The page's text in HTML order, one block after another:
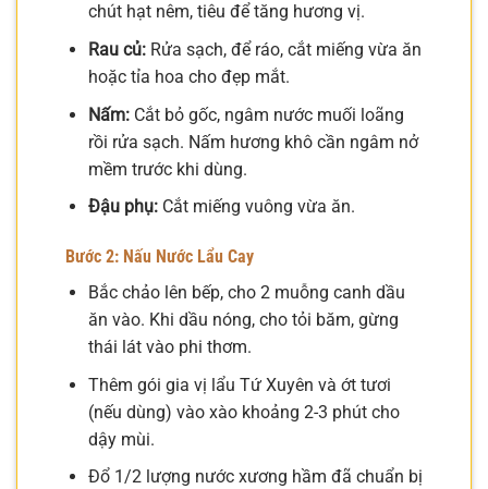
chút hạt nêm, tiêu để tăng hương vị.
Rau củ:Rửa sạch, để ráo, cắt miếng vừa ăn
hoặc tỉa hoa cho đẹp mắt.
Nấm:Cắt bỏ gốc, ngâm nước muối loãng
rồi rửa sạch. Nấm hương khô cần ngâm nở
mềm trước khi dùng.
Đậu phụ:Cắt miếng vuông vừa ăn.
Bước 2: Nấu Nước Lẩu Cay
Bắc chảo lên bếp, cho 2 muỗng canh dầu
ăn vào. Khi dầu nóng, cho tỏi băm, gừng
thái lát vào phi thơm.
Thêm gói gia vị lẩu Tứ Xuyên và ớt tươi
(nếu dùng) vào xào khoảng 2-3 phút cho
dậy mùi.
Đổ 1/2 lượng nước xương hầm đã chuẩn bị